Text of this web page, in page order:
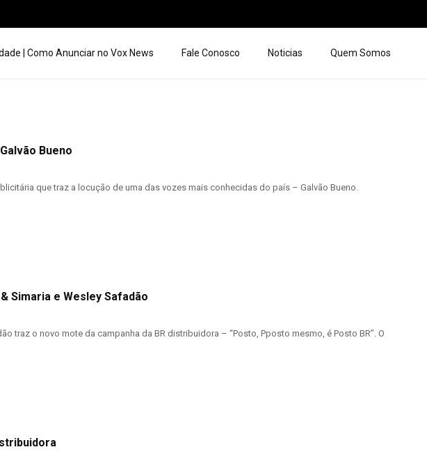
| Como Anunciar no Vox News Fale Conosco Noticias Quem Somos
Bueno
que traz a locução de uma das vozes mais conhecidas do país – Galvão Bueno.
Simaria e Wesley Safadão
traz o novo mote da campanha da BR distribuidora – “Posto, Pposto mesmo, é Posto BR”. O